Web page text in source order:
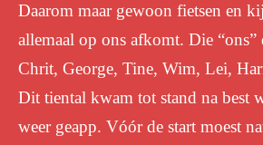
Daarom maar gewoon fietsen en
allemaal op ons afkomt. Die “ons”
Chrit, George, Tine, Wim, Lei,
Dit tiental kwam tot stand na best
weer geapp. Vóór de start moest